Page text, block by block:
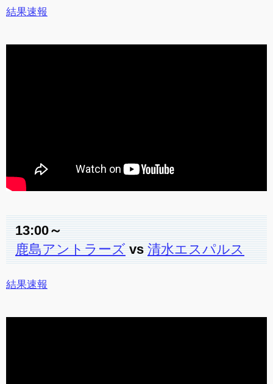
結果速報
13:00～
鹿島アントラーズvs清水エスパルス
結果速報